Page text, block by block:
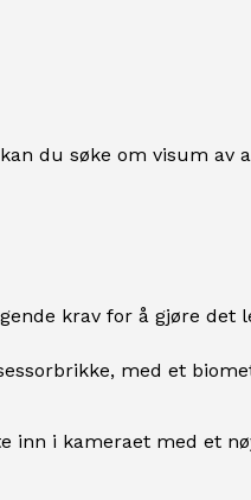
du søke om visum av
krav for å gjøre det
med et
inn i kameraet med et